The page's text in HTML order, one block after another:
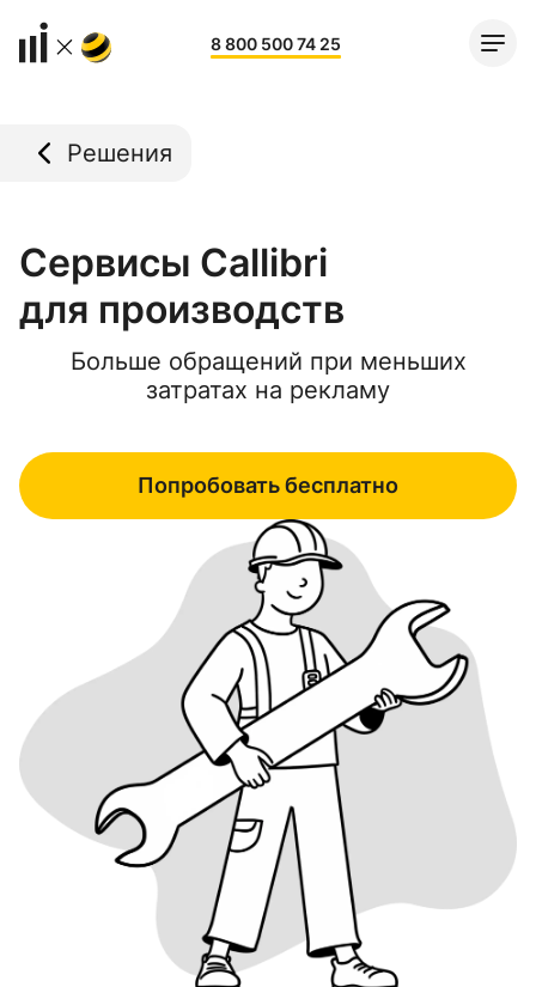
8 800 500 74 25
Решения
Сервисы Callibri
для производств
Больше обращений при меньших
затратах на рекламу
Попробовать бесплатно